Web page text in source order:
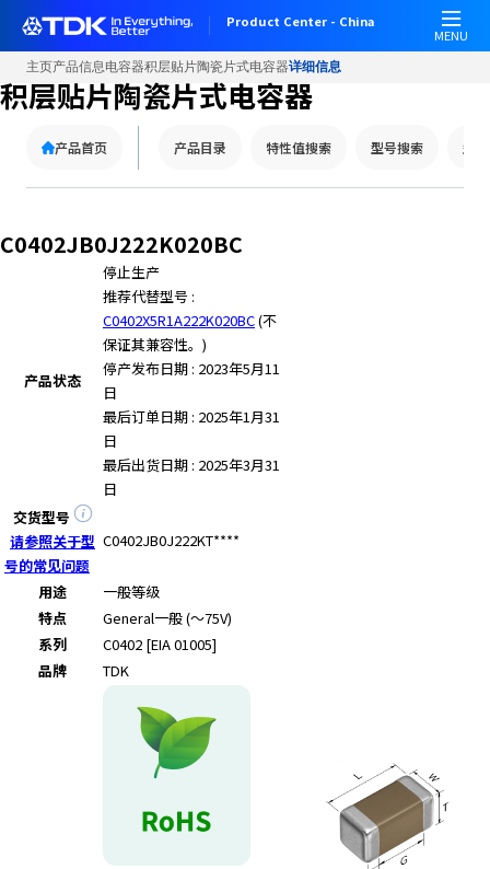
Product Center - China
MENU
主页产品信息电容器积层贴片陶瓷片式电容器详细信息
积层贴片陶瓷片式电容器
产品首页 产品目录 特性值搜索 型号搜索 型
C0402JB0J222K020BC
产品状态
停止生产
推荐代替型号 :
C0402X5R1A222K020BC(不
保证其兼容性。)
停产发布日期 : 2023年5月11
日
最后订单日期 : 2025年1月31
日
最后出货日期 : 2025年3月31
日
交货型号
请参照关于型
号的常见问题
C0402JB0J222KT****
用途
一般等级
特点
General一般 (～75V)
系列
C0402 [EIA 01005]
品牌
TDK